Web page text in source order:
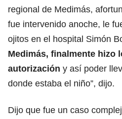
regional de Medimás,
fue intervenido anoche, le
ojitos en el hospital Simón
Medimás, finalmente hizo
autorización y así poder
donde estaba el niño”, dijo.
Dijo que fue un caso